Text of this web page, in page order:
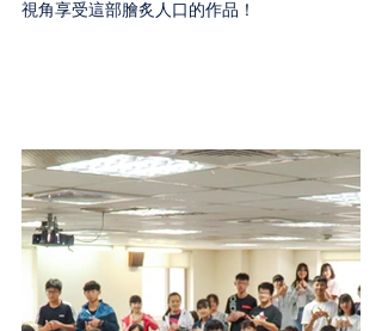
視角享受這部膾炙人口的作品！